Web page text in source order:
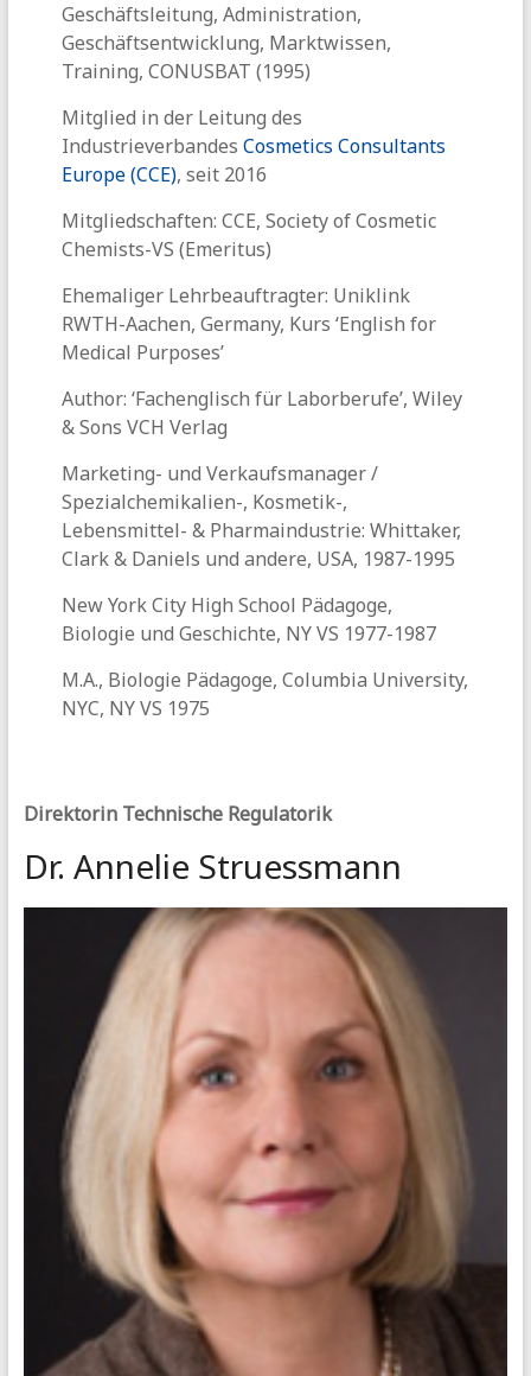
Geschäftsleitung, Administration,
Geschäftsentwicklung, Marktwissen,
Training, CONUSBAT (1995)
Mitglied in der Leitung des
IndustrieverbandesCosmetics Consultants
Europe (CCE), seit 2016
Mitgliedschaften: CCE, Society of Cosmetic
Chemists-VS (Emeritus)
Ehemaliger Lehrbeauftragter: Uniklink
RWTH-Aachen, Germany, Kurs ‘English for
Medical Purposes’
Author: ‘Fachenglisch für Laborberufe’, Wiley
& Sons VCH Verlag
Marketing- und Verkaufsmanager /
Spezialchemikalien-, Kosmetik-,
Lebensmittel- & Pharmaindustrie: Whittaker,
Clark & Daniels und andere, USA, 1987-1995
New York City High School Pädagoge,
Biologie und Geschichte, NY VS 1977-1987
M.A., Biologie Pädagoge, Columbia University,
NYC, NY VS 1975
Direktorin Technische Regulatorik
Dr. Annelie Struessmann